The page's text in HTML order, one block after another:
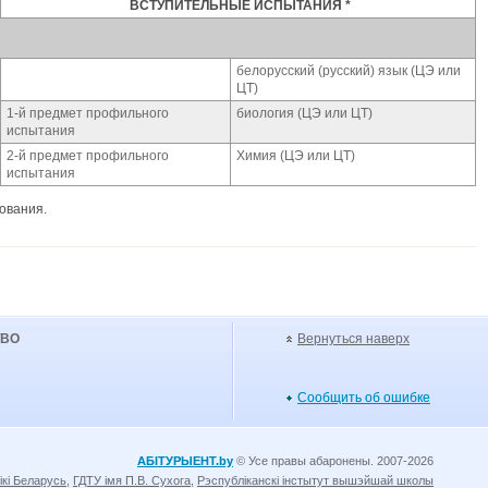
ВСТУПИТЕЛЬНЫЕ ИСПЫТАНИЯ *
белорусский (русский) язык (ЦЭ или
ЦТ)
1-й предмет профильного
испытания
биология (ЦЭ или ЦТ)
2-й предмет профильного
испытания
Химия (ЦЭ или ЦТ)
Вернуться наверх
Сообщить об ошибке
АБІТУРЫЕНТ.by © Усе правы абаронены. 2007-2026
Беларусь ГДТУ імя П.В. Сухога Рэспубліканскі інстытут вышэйшай школы